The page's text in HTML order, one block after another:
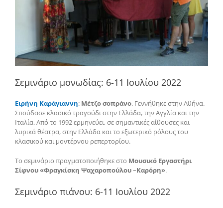
Σεμινάριο μονωδίας: 6-11 Ιουλίου 2022
Ειρήνη Καράγιαννη: Μέτζο σοπράνο. Γεννήθηκε στην Αθήνα.
Σπούδασε κλασικό τραγούδι στην Ελλάδα, την Αγγλία και την
Ιταλία. Από το 1992 ερμηνεύει, σε σημαντικές αίθουσες και
λυρικά θέατρα, στην Ελλάδα και το εξωτερικό ρόλους του
κλασικού και μοντέρνου ρεπερτορίου.
Το σεμινάριο πραγματοποιήθηκε στο Μουσικό Εργαστήρι
Σίφνου «Φραγκίσκη Ψαχαροπούλου –Καρόρη».
Σεμινάριο πιάνου: 6-11 Ιουλίου 2022